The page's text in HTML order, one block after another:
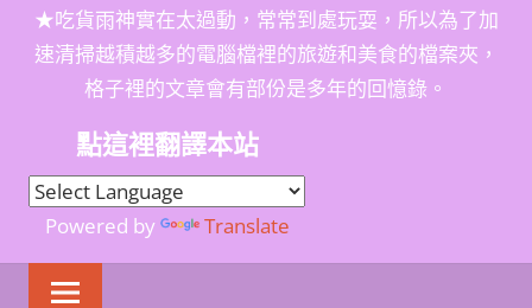
★吃貨雨神實在太過動，常常到處玩耍，所以為了加
速清掃越積越多的電腦檔裡的旅遊和美食的檔案夾，
格子裡的文章會有部份是多年的回憶錄。
點這裡翻譯本站
Powered by Translate